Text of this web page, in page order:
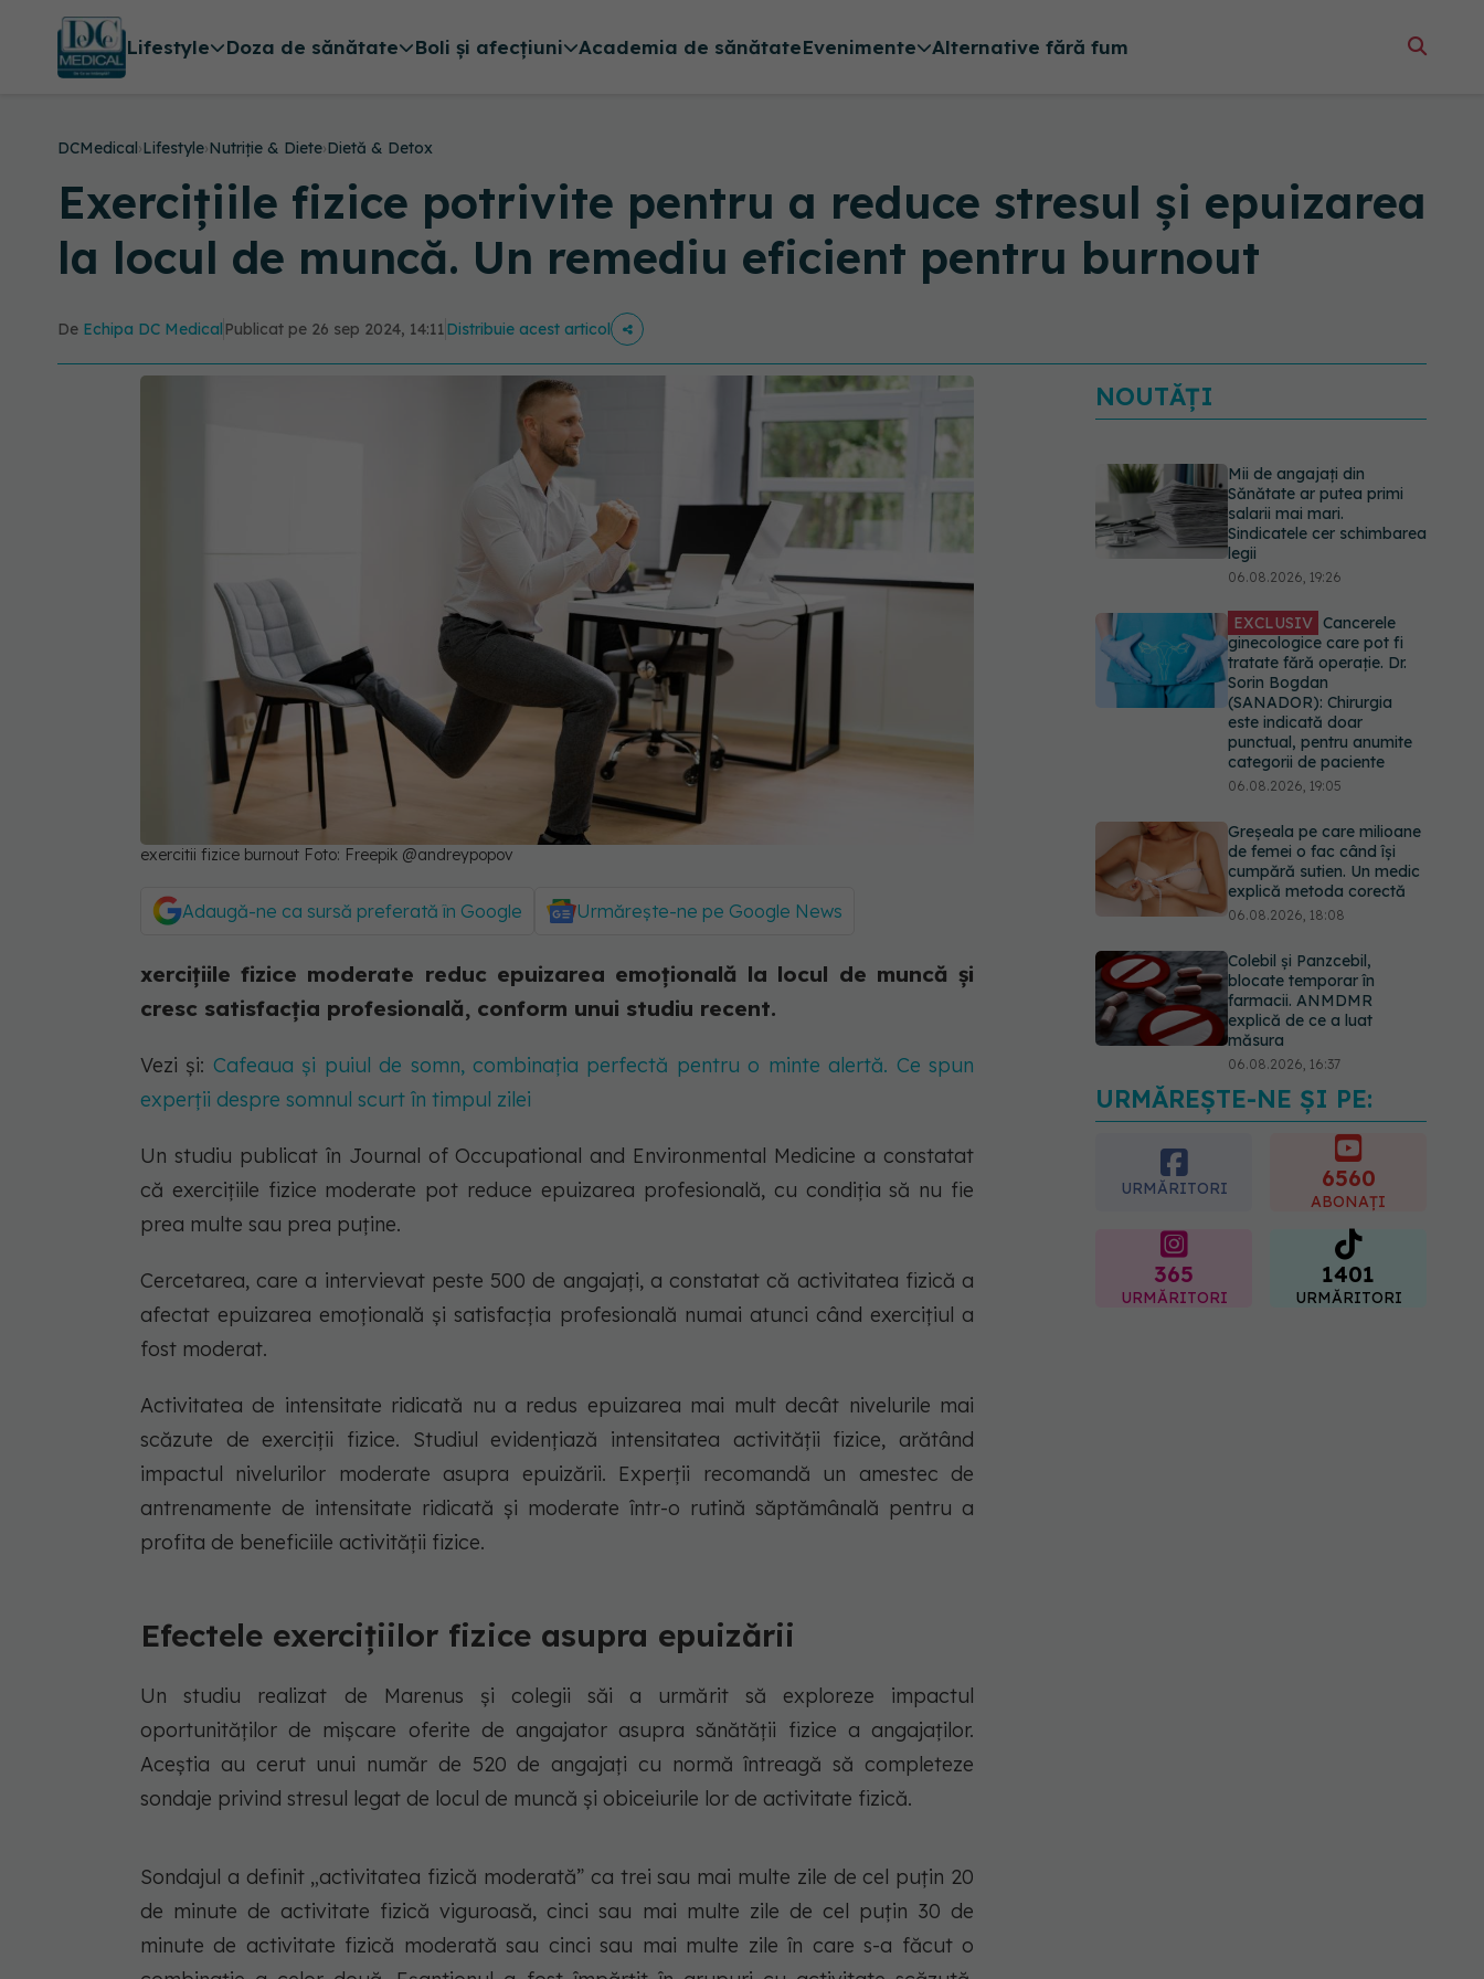
Lifestyle Doza de sănătate Boli și afecțiuni Academia de sănătateEvenimente Alternative fără fum
DCMedical›Lifestyle›Nutriție & Diete›Dietă & Detox
Exercițiile fizice potrivite pentru a reduce stresul și epuizarea
la locul de muncă. Un remediu eficient pentru burnout
De Echipa DC Medical Publicat pe 26 sep 2024, 14:11Distribuie acest articol
exercitii fizice burnout Foto: Freepik @andreypopov
Adaugă-ne ca sursă preferată în Google Urmărește-ne pe Google News
xercițiile fizice moderate reduc epuizarea emoțională la locul de muncă și
cresc satisfacția profesională, conform unui studiu recent.
Vezi și: Cafeaua și puiul de somn, combinația perfectă pentru o minte alertă. Ce spun
experții despre somnul scurt în timpul zilei
Un studiu publicat în Journal of Occupational and Environmental Medicine a constatat
că exercițiile fizice moderate pot reduce epuizarea profesională, cu condiția să nu fie
prea multe sau prea puține.
Cercetarea, care a intervievat peste 500 de angajați, a constatat că activitatea fizică a
afectat epuizarea emoțională și satisfacția profesională numai atunci când exercițiul a
fost moderat.
Activitatea de intensitate ridicată nu a redus epuizarea mai mult decât nivelurile mai
scăzute de exerciții fizice. Studiul evidențiază intensitatea activității fizice, arătând
impactul nivelurilor moderate asupra epuizării. Experții recomandă un amestec de
antrenamente de intensitate ridicată și moderate într-o rutină săptămânală pentru a
profita de beneficiile activității fizice.
Efectele exercițiilor fizice asupra epuizării
Un studiu realizat de Marenus și colegii săi a urmărit să exploreze impactul
oportunităților de mișcare oferite de angajator asupra sănătății fizice a angajaților.
Aceștia au cerut unui număr de 520 de angajați cu normă întreagă să completeze
sondaje privind stresul legat de locul de muncă și obiceiurile lor de activitate fizică.
Sondajul a definit „activitatea fizică moderată” ca trei sau mai multe zile de cel puțin 20
de minute de activitate fizică viguroasă, cinci sau mai multe zile de cel puțin 30 de
minute de activitate fizică moderată sau cinci sau mai multe zile în care s-a făcut o
NOUTĂȚI
Mii de angajați din
Sănătate ar putea primi
salarii mai mari.
Sindicatele cer schimbarea
legii
06.08.2026, 19:26
EXCLUSIV Cancerele
ginecologice care pot fi
tratate fără operație. Dr.
Sorin Bogdan
(SANADOR): Chirurgia
este indicată doar
punctual, pentru anumite
categorii de paciente
06.08.2026, 19:05
Greșeala pe care milioane
de femei o fac când își
cumpără sutien. Un medic
explică metoda corectă
06.08.2026, 18:08
Colebil și Panzcebil,
blocate temporar în
farmacii. ANMDMR
explică de ce a luat
măsura
06.08.2026, 16:37
Alertă în Europa după un
nou caz de hantavirus
Anzi, singura tulpină care
se transmite de la om la
URMĂREȘTE-NE ȘI PE:
URMĂRITORI 6560
ABONAȚI
365
URMĂRITORI
1401
URMĂRITORI